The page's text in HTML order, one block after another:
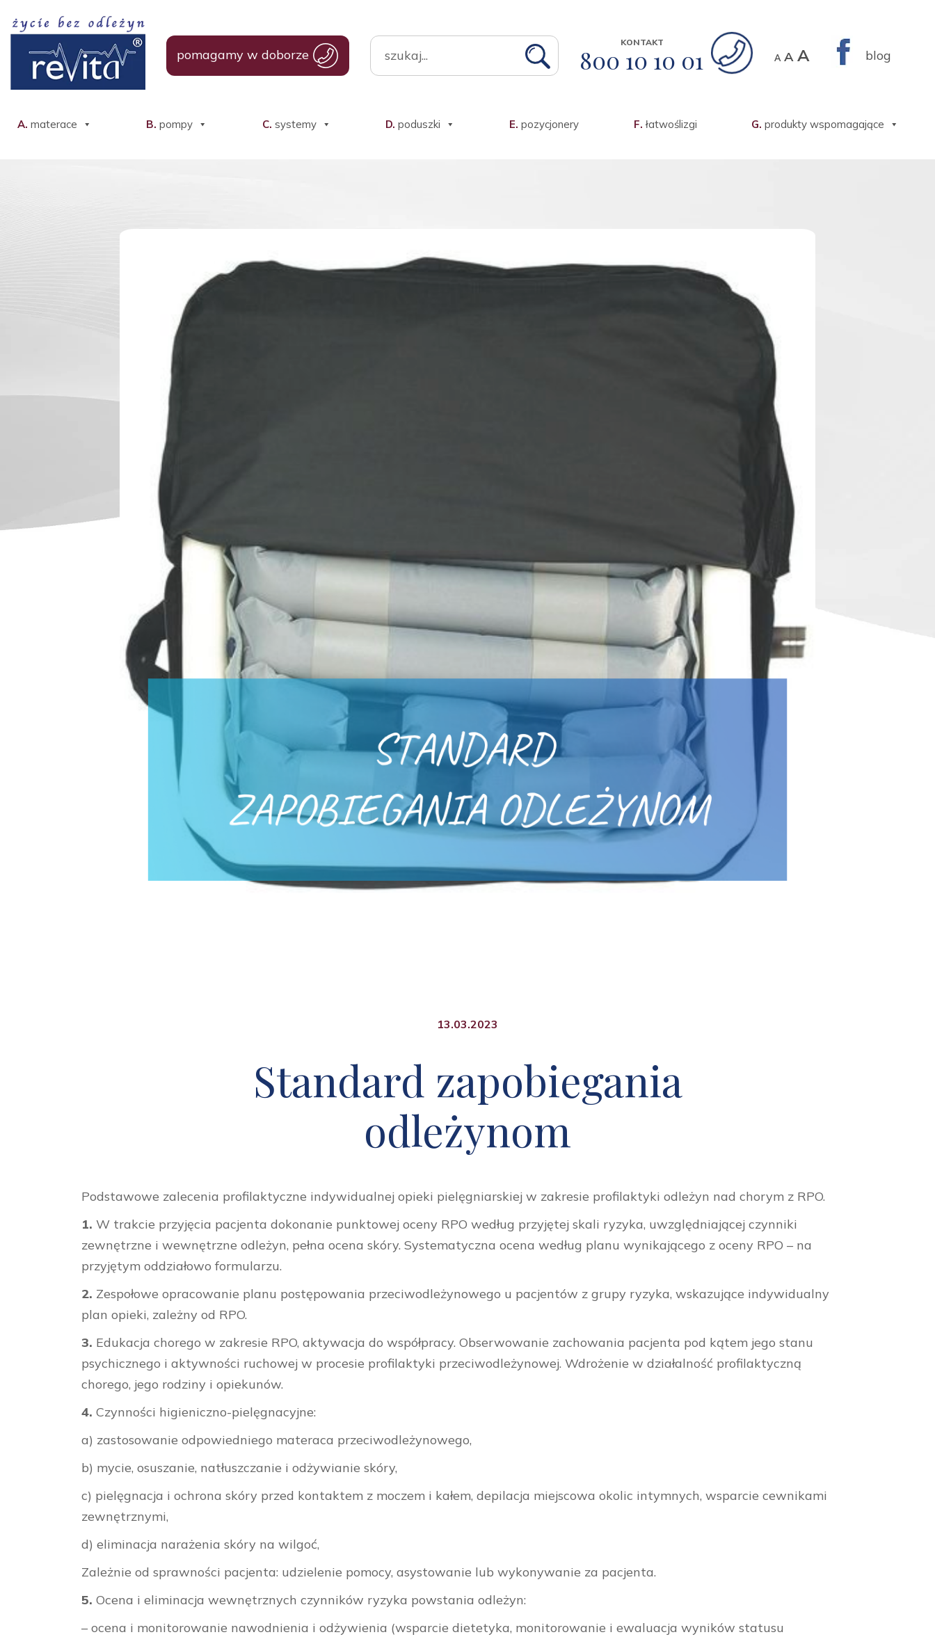
pomagamy w doborze
Search for KONTAKT
800 10 10 01 A
Decrease
font
A Reset
AIncreaseblog
A. materace B. pompy C. systemy D. poduszki E. pozycjonery F. łatwoślizgi G. produkty wspomagające
13.03.2023
Standard zapobiegania
odleżynom
Podstawowe zalecenia profilaktyczne indywidualnej opieki pielęgniarskiej w zakresie profilaktyki odleżyn nad chorym z RPO.
1. W trakcie przyjęcia pacjenta dokonanie punktowej oceny RPO według przyjętej skali ryzyka, uwzględniającej czynniki
zewnętrzne i wewnętrzne odleżyn, pełna ocena skóry. Systematyczna ocena według planu wynikającego z oceny RPO – na
przyjętym oddziałowo formularzu.
2. Zespołowe opracowanie planu postępowania przeciwodleżynowego u pacjentów z grupy ryzyka, wskazujące indywidualny
plan opieki, zależny od RPO.
3. Edukacja chorego w zakresie RPO, aktywacja do współpracy. Obserwowanie zachowania pacjenta pod kątem jego stanu
psychicznego i aktywności ruchowej w procesie profilaktyki przeciwodleżynowej. Wdrożenie w działalność profilaktyczną
chorego, jego rodziny i opiekunów.
4. Czynności higieniczno-pielęgnacyjne:
a) zastosowanie odpowiedniego materaca przeciwodleżynowego,
b) mycie, osuszanie, natłuszczanie i odżywianie skóry,
c) pielęgnacja i ochrona skóry przed kontaktem z moczem i kałem, depilacja miejscowa okolic intymnych, wsparcie cewnikami
zewnętrznymi,
d) eliminacja narażenia skóry na wilgoć,
Zależnie od sprawności pacjenta: udzielenie pomocy, asystowanie lub wykonywanie za pacjenta.
5. Ocena i eliminacja wewnętrznych czynników ryzyka powstania odleżyn:
– ocena i monitorowanie nawodnienia i odżywienia (wsparcie dietetyka, monitorowanie i ewaluacja wyników statusu